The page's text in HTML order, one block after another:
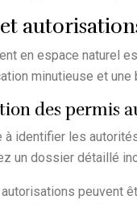
en espace
minutieuse et
des permis
identifier les
un dossier détaillé
peuvent